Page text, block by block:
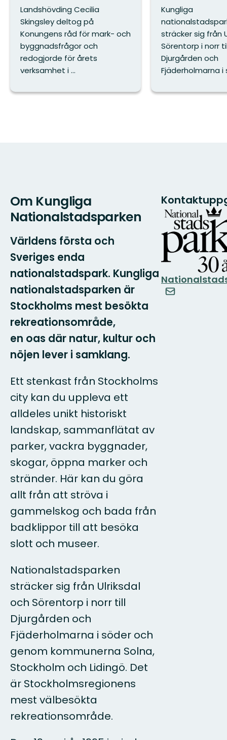
Landshövding Cecilia
Skingsley deltog på
Konungens råd för mark- och
byggnadsfrågor och
redogjorde för årets
verksamhet i ...
Kungliga
sträcker sig från
Sörentorp i norr
Djurgården och
Fjäderholmarna i
Om Kungliga
Nationalstadsparken
Världens första och
Sveriges enda
nationalstadspark. Kungliga
nationalstadsparken är
Stockholms mest besökta
rekreationsområde,
en oas där natur, kultur och
nöjen lever i samklang.
Ett stenkast från Stockholms
city kan du uppleva ett
alldeles unikt historiskt
landskap, sammanflätat av
parker, vackra byggnader,
skogar, öppna marker och
stränder. Här kan du göra
allt från att ströva i
gammelskog och bada från
badklippor till att besöka
slott och museer.
Nationalstadsparken
sträcker sig från Ulriksdal
och Sörentorp i norr till
Djurgården och
Fjäderholmarna i söder och
genom kommunerna Solna,
Stockholm och Lidingö. Det
är Stockholmsregionens
mest välbesökta
rekreationsområde.